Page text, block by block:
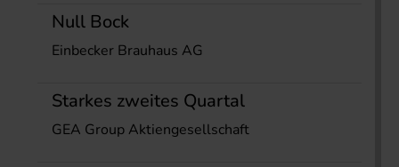
Null Bock
Einbecker Brauhaus AG
Starkes zweites Quartal
GEA Group Aktiengesellschaft